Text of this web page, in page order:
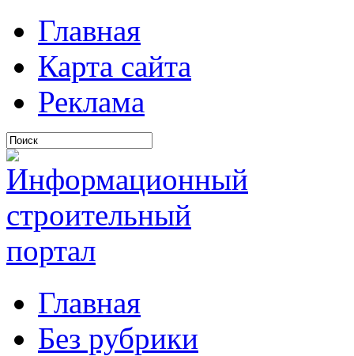
Главная
Карта сайта
Реклама
Главная
Без рубрики